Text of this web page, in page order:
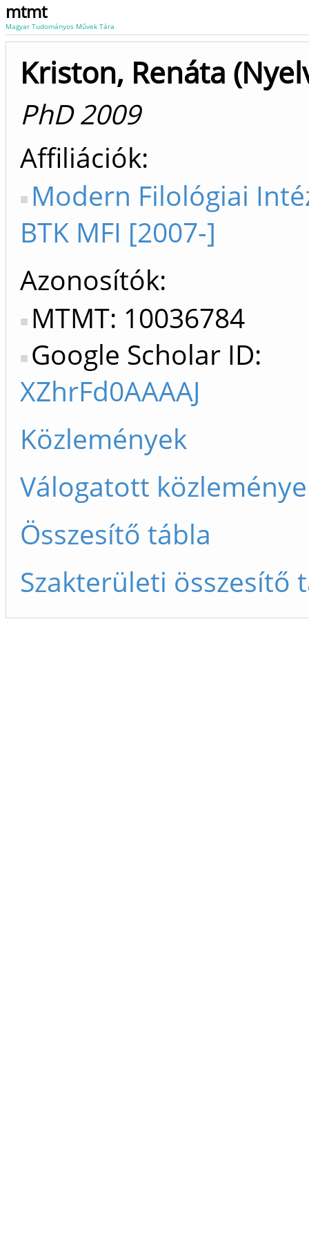
mtmt
Magyar Tudományos Művek Tára
Kriston, Renáta
PhD 2009
Affiliációk
Modern Filológiai
BTK MFI [2007-]
Azonosítók
MTMT: 10036784
Google Scholar ID:
XZhrFd0AAAAJ
Közlemények
Válogatott
Összesítő tábla
Szakterületi összesítő